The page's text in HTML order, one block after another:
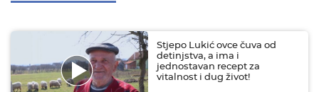
Stjepo Lukić ovce čuva od
detinjstva, a ima i
jednostavan recept za
vitalnost i dug život!